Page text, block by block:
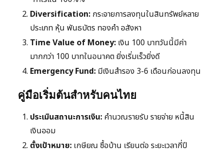
Diversification: กระจายการลงทุนในสินทรัพย์หลาย
ประเภท หุ้น พันธบัตร ทองคำ อสังหา
Time Value of Money: เงิน 100 บาทวันนี้มีค่า
มากกว่า 100 บาทในอนาคต ยิ่งเริ่มเร็วยิ่งดี
Emergency Fund: มีเงินสำรอง 3-6 เดือนก่อนลงทุน
คู่มือเริ่มต้นสำหรับคนไทย
ประเมินสถานะการเงิน: คำนวณรายรับ รายจ่าย หนี้สิน
เงินออม
ตั้งเป้าหมาย: เกษียณ ซื้อบ้าน เรียนต่อ ระยะเวลากี่ปี